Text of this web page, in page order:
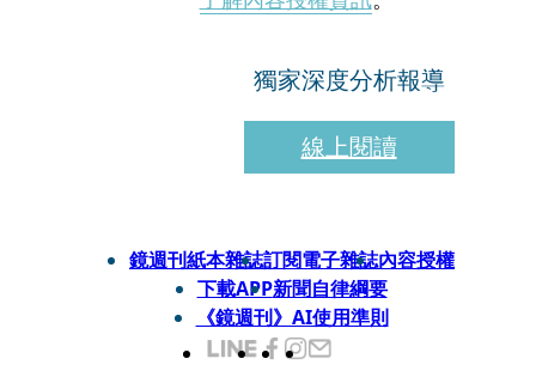
獨家深度分析報導
線上閱讀
鏡週刊紙本雜誌訂閱電子雜誌內容授權
下載APP新聞自律綱要
《鏡週刊》AI使用準則